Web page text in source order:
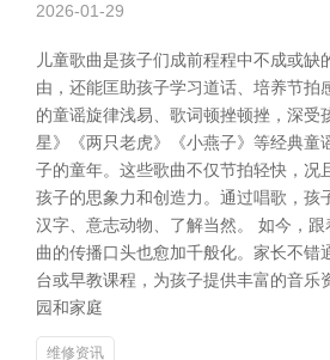
2026-01-29
儿童歌曲是孩子们成前程程中不成或缺
由，还能匡助孩子学习道话、培养节拍
的童谣旋律浅易、歌词顿挫顿挫，深受
星》《两只老虎》《小燕子》等经典童
子的童年。这些歌曲不仅节拍轻快，况
孩子的思象力和创造力。通过唱歌，孩
汉字、意志动物、了解当然。 如今，
曲的传播口头也愈加千般化。家长不错
台或早教课程，为孩子提供丰富的音乐
园和家庭
维修资讯